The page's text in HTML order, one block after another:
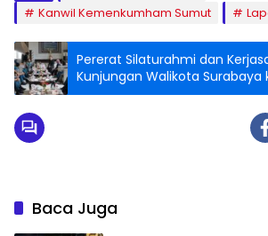
Kanwil Kemenkumham Sumut
Pererat Silaturahmi dan
Kunjungan Walikota Surabaya
TNI AL
Baca Juga